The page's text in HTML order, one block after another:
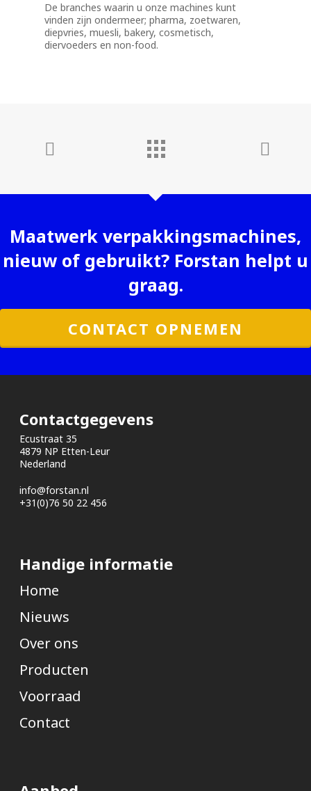
De branches waarin u onze machines kunt
vinden zijn ondermeer; pharma, zoetwaren,
diepvries, muesli, bakery, cosmetisch,
diervoeders en non-food.
Maatwerk verpakkingsmachines,
nieuw of gebruikt? Forstan helpt u
graag.
CONTACT OPNEMEN
Contactgegevens
Ecustraat 35
4879 NP Etten-Leur
Nederland
info@forstan.nl
+31(0)76 50 22 456
Handige informatie
Home
Nieuws
Over ons
Producten
Voorraad
Contact